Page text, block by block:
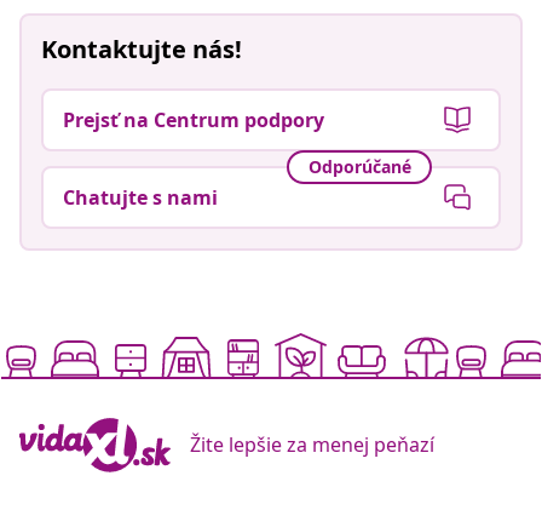
Kontaktujte nás!
Prejsť na Centrum podpory
Odporúčané
Chatujte s nami
Žite lepšie za menej peňazí